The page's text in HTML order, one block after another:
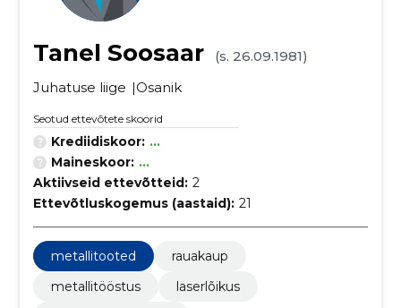
Tanel Soosaar
(s. 26.09.1981)
Juhatuse liige
Osanik
Seotud ettevõtete skoorid
Krediidiskoor: ...
Maineskoor: ...
Aktiivseid ettevõtteid: 2
Ettevõtluskogemus (aastaid): 21
metallitooted
rauakaup
metallitööstus
laserlõikus